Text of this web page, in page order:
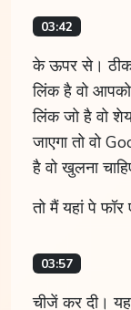
03:42
के ऊपर से।
लिंक है वो
लिंक जो है वो
जाएगा तो वो
है वो खुलना
तो मैं यहां पे
03:57
चीजें कर दी।